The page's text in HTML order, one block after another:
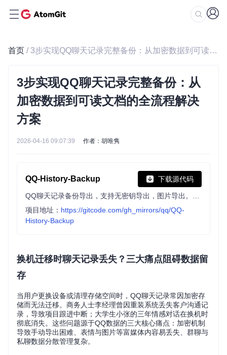
首页 / 3步实现QQ聊天记录完整备份：从加密数据到可读文档的全流程解决方案
3步实现QQ聊天记录完整备份：从
加密数据到可读文档的全流程解决
方案
2026-04-16 09:07:39 作者：胡唯隽
QQ-History-Backup 下载源代码
项目地址： https://gitcode.com/gh_mirrors/qq/QQ-
History-Backup
换机迁移时聊天记录丢失？三大痛点阻碍数据留
存
当用户更换设备或清理存储空间时，QQ聊天记录常因加密存
储而无法迁移。商务人士李经理曾因重装系统丢失客户沟通记
录，导致项目跟进中断；大学生小张的三年情感对话在换机时
彻底消失。这些问题源于QQ数据的三大核心痛点：加密机制
导致手动导出困难、表情与图片等富媒体内容易丢失、群聊与
私聊数据分散管理复杂。